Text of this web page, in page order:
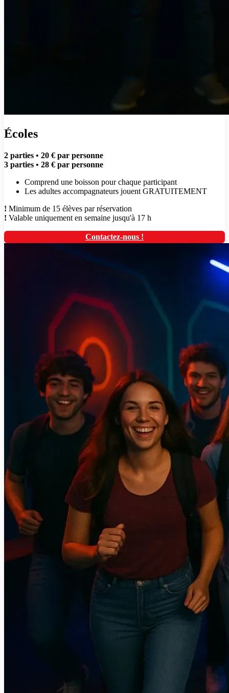
Écoles
2 parties • 20 € par personne
3 parties • 28 € par personne
Comprend une boisson pour chaque participant
Les adultes accompagnateurs jouent GRATUITEMENT
! Minimum de 15 élèves par réservation
! Valable uniquement en semaine jusqu'à 17 h
Contactez-nous !